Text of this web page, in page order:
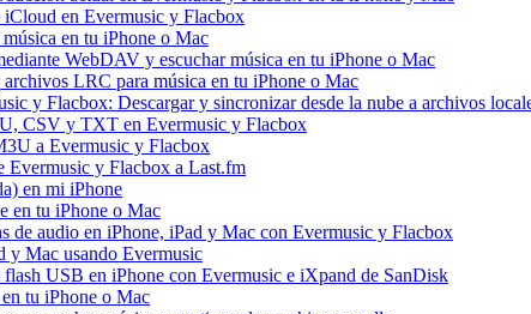
iCloud en Evermusic y Flacbox
en tu iPhone o Mac
WebDAV y escuchar música en tu iPhone o Mac
LRC para música en tu iPhone o Mac
y Flacbox: Descargar y sincronizar desde la nube a archivos
CSV y TXT en Evermusic y Flacbox
a Evermusic y Flacbox
Evermusic y Flacbox a Last.fm
en mi iPhone
en tu iPhone o Mac
de audio en iPhone, iPad y Mac con Evermusic y Flacbox
y Mac usando Evermusic
USB en iPhone con Evermusic e iXpand de SanDisk
tu iPhone o Mac